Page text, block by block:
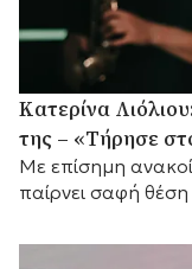
Κατερίνα
της – «Τήρησε
Με επίσημη
παίρνει σαφή